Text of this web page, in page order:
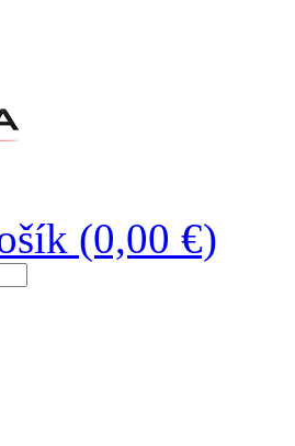
(0,00 €)